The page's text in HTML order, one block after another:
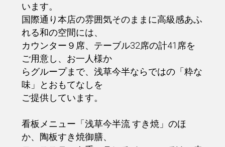
います。
国際通り本店の雰囲気そのままに高級感あふ
れる和の空間には、
カウンター９席、テーブル32席の計41席を
ご用意し、お一人様か
らグループまで、浅草今半ならではの「粋な
味」とおもてなしを
ご提供しています。
看板メニュー「浅草今半流 すき焼」のほ
か、陶板すき焼御膳、